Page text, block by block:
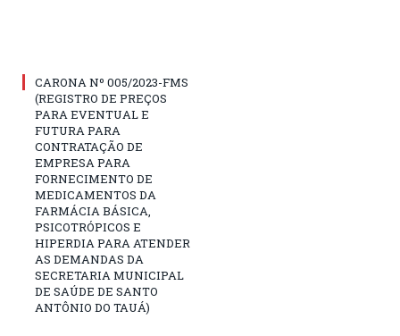
CARONA Nº 005/2023-FMS
(REGISTRO DE PREÇOS
PARA EVENTUAL E
FUTURA PARA
CONTRATAÇÃO DE
EMPRESA PARA
FORNECIMENTO DE
MEDICAMENTOS DA
FARMÁCIA BÁSICA,
PSICOTRÓPICOS E
HIPERDIA PARA ATENDER
AS DEMANDAS DA
SECRETARIA MUNICIPAL
DE SAÚDE DE SANTO
ANTÔNIO DO TAUÁ)